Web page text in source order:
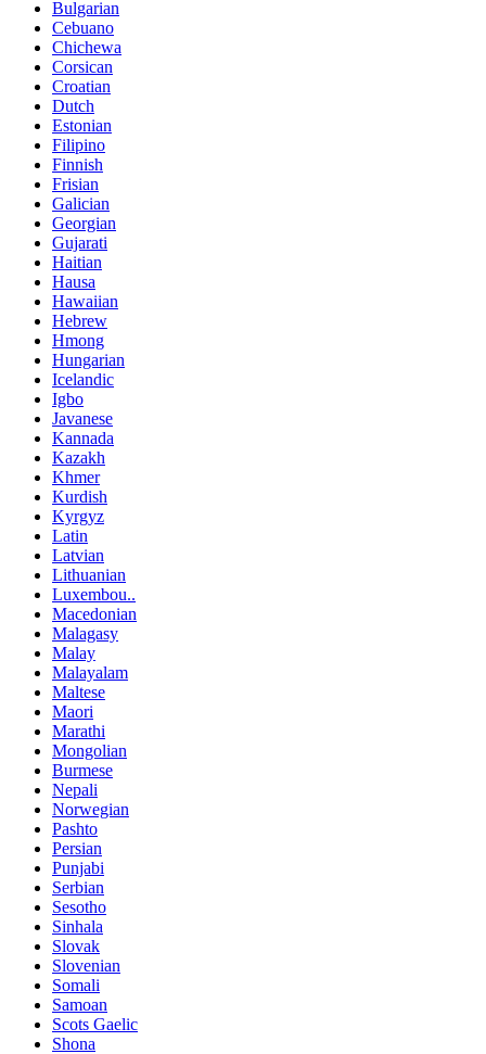
Bulgarian
Cebuano
Chichewa
Corsican
Croatian
Dutch
Estonian
Filipino
Finnish
Frisian
Galician
Georgian
Gujarati
Haitian
Hausa
Hawaiian
Hebrew
Hmong
Hungarian
Icelandic
Igbo
Javanese
Kannada
Kazakh
Khmer
Kurdish
Kyrgyz
Latin
Latvian
Lithuanian
Luxembou..
Macedonian
Malagasy
Malay
Malayalam
Maltese
Maori
Marathi
Mongolian
Burmese
Nepali
Norwegian
Pashto
Persian
Punjabi
Serbian
Sesotho
Sinhala
Slovak
Slovenian
Somali
Samoan
Scots Gaelic
Shona